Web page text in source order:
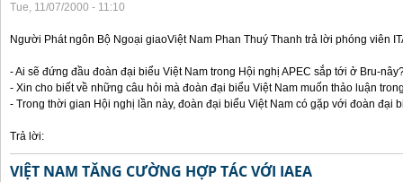
Tue, 11/07/2000 - 11:10
Người Phát ngôn Bộ Ngoại giaoViệt Nam Phan Thuý Thanh trả lời phóng viên
- Ai sẽ đứng đầu đoàn đại biểu Việt Nam trong Hội nghị APEC sắp tới ở Bru-
- Xin cho biết về những câu hỏi mà đoàn đại biểu Việt Nam muốn thảo luận
- Trong thời gian Hội nghị lần này, đoàn đại biểu Việt Nam có gặp với đoàn đại
Trả lời:
VIỆT NAM TĂNG CƯỜNG HỢP TÁC VỚI IAEA